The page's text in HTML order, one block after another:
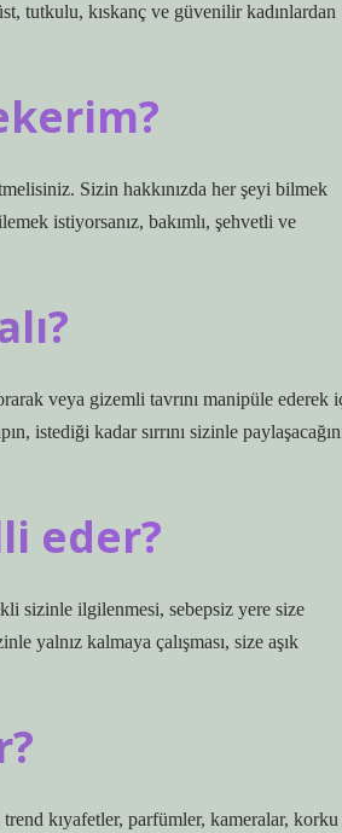
tutkulu, kıskanç ve güvenilir kadınlardan
Sizin hakkınızda her şeyi bilmek
istiyorsanız, bakımlı, şehvetli ve
veya gizemli tavrını manipüle ederek
istediği kadar sırrını sizinle
eder?
sizinle ilgilenmesi, sebepsiz yere size
yalnız kalmaya çalışması, size aşık
kıyafetler, parfümler, kameralar, korku